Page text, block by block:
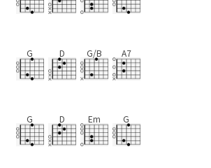
G D G/B A7
G D Em G